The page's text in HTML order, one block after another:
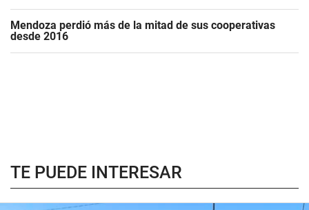
Mendoza perdió más de la mitad de sus cooperativas
desde 2016
TE PUEDE INTERESAR